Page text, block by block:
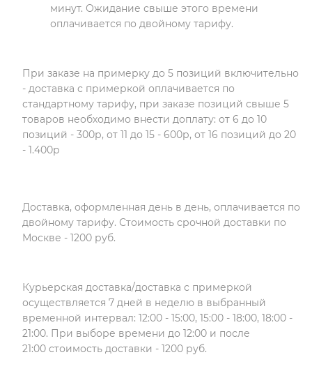
минут. Ожидание свыше этого времени
оплачивается по двойному тарифу.
При заказе на примерку до 5 позиций включительно
- доставка с примеркой оплачивается по
стандартному тарифу, при заказе позиций свыше 5
товаров необходимо внести доплату: от 6 до 10
позиций - 300р, от 11 до 15 - 600р, от 16 позиций до 20
- 1.400р
Доставка, оформленная день в день, оплачивается по
двойному тарифу. Стоимость срочной доставки по
Москве - 1200 руб.
Курьерская доставка/доставка с примеркой
осуществляется 7 дней в неделю в выбранный
временной интервал: 12:00 - 15:00, 15:00 - 18:00, 18:00 -
21:00. При выборе времени до 12:00 и после
21:00 стоимость доставки - 1200 руб.